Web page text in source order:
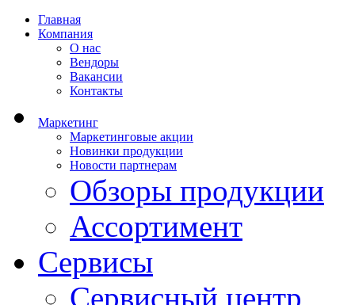
Главная
Компания
О нас
Вендоры
Вакансии
Контакты
Маркетинг
Маркетинговые акции
Новинки продукции
Новости партнерам
Обзоры продукции
Ассортимент
Сервисы
Сервисный центр